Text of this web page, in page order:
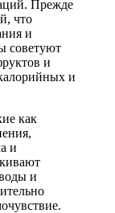
Прежде
что
и
советуют
и
и
как
и
и